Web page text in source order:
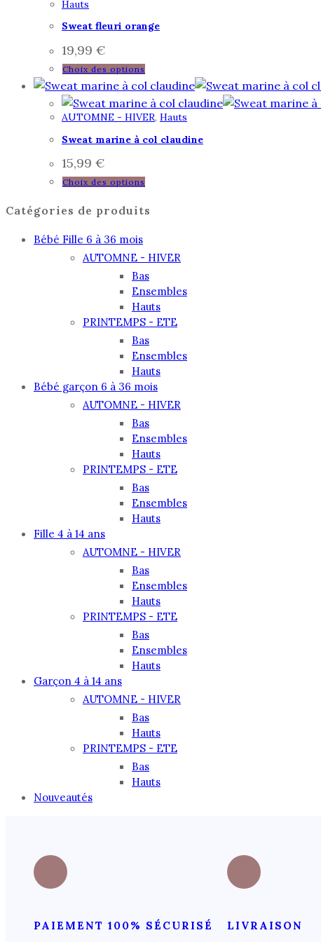
Hauts
Sweat fleuri orange
19,99 €
Choix des options
AUTOMNE - HIVER, Hauts
Sweat marine à col claudine
15,99 €
Choix des options
Catégories de produits
Bébé Fille 6 à 36 mois
AUTOMNE - HIVER
Bas
Ensembles
Hauts
PRINTEMPS - ETE
Bas
Ensembles
Hauts
Bébé garçon 6 à 36 mois
AUTOMNE - HIVER
Bas
Ensembles
Hauts
PRINTEMPS - ETE
Bas
Ensembles
Hauts
Fille 4 à 14 ans
AUTOMNE - HIVER
Bas
Ensembles
Hauts
PRINTEMPS - ETE
Bas
Ensembles
Hauts
Garçon 4 à 14 ans
AUTOMNE - HIVER
Bas
Hauts
PRINTEMPS - ETE
Bas
Hauts
Nouveautés
PAIEMENT 100% SÉCURISÉ LIVRAISON